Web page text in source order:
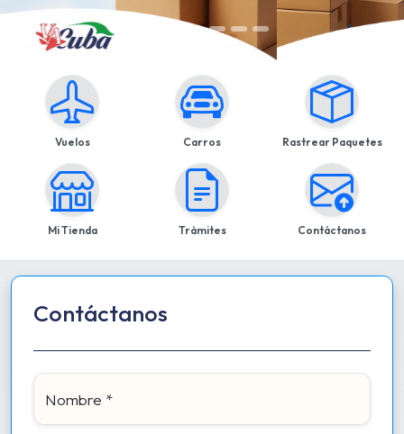
Vuelos Carros Rastrear Paquetes
Mi Tienda Trámites Contáctanos
Contáctanos
Nombre *